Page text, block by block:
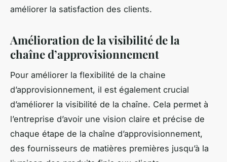
améliorer la satisfaction des clients.
Amélioration de la visibilité de la
chaîne d’approvisionnement
Pour améliorer la flexibilité de la chaine
d’approvisionnement, il est également crucial
d’améliorer la visibilité de la chaîne. Cela permet à
l’entreprise d’avoir une vision claire et précise de
chaque étape de la chaîne d’approvisionnement,
des fournisseurs de matières premières jusqu’à la